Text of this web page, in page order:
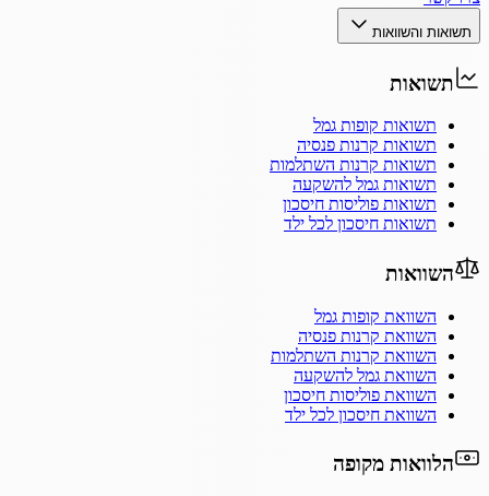
תשואות והשוואות
תשואות
תשואות קופות גמל
תשואות קרנות פנסיה
תשואות קרנות השתלמות
תשואות גמל להשקעה
תשואות פוליסות חיסכון
תשואות חיסכון לכל ילד
השוואות
השוואת קופות גמל
השוואת קרנות פנסיה
השוואת קרנות השתלמות
השוואת גמל להשקעה
השוואת פוליסות חיסכון
השוואת חיסכון לכל ילד
הלוואות מקופה